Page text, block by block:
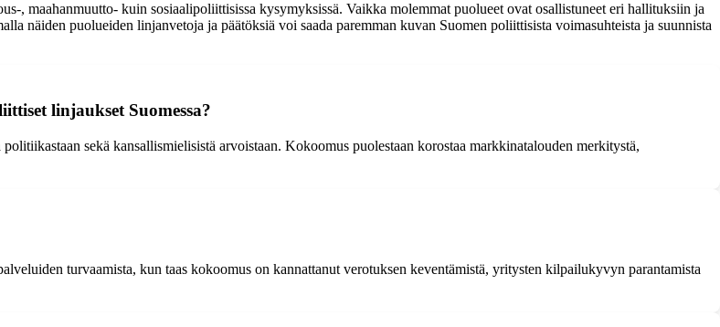
, maahanmuutto- kuin sosiaalipoliittisissa kysymyksissä. Vaikka molemmat puolueet ovat osallistuneet eri hallituksiin ja
näiden puolueiden linjanvetoja ja päätöksiä voi saada paremman kuvan Suomen poliittisista voimasuhteista ja suunnista
linjaukset Suomessa?
sekä kansallismielisistä arvoistaan. Kokoomus puolestaan korostaa markkinatalouden merkitystä,
turvaamista, kun taas kokoomus on kannattanut verotuksen keventämistä, yritysten kilpailukyvyn parantamista